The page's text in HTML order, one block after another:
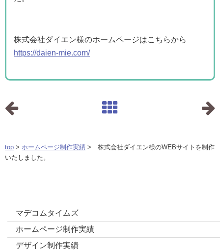
株式会社ダイエン様のホームページはこちらから
https://daien-mie.com/
top > ホームページ制作実績 > 株式会社ダイエン様のWEBサイトを制作
いたしました。
マデコムタイムズ
ホームページ制作実績
デザイン制作実績